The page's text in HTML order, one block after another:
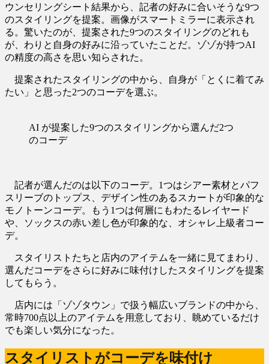
ウンセリングシート結果から、記者の好みに合いそうな9つ
のスタイリングを提案。画像がスマートミラーに表示され
る。驚いたのが、提案された9つのスタイリングのどれも
が、わりと自身の好みに沿っていたことだ。ゾゾが持つAI
の精度の高さを思い知らされた。
提案されたスタイリングの中から、自身が「とくに着てみ
たい」と思った2つのコーデを選ぶ。
AI が提案した9つのスタイリングから選んだ2つ
のコーデ
記者が選んだのは以下のコーデ。1つはシアー素材とパフ
スリーブのトップス、デザイン性のあるスカートが印象的な
モノトーンコーデ。もう1つは何層にもわたるレイヤード
や、ソックスの赤い差し色が印象的な、オシャレ上級者コー
デ。
スタイリストたちと店内のアイテムを一緒に見てまわり、
選んだコーデをさらに好みに味付けしたスタイリングを提案
してもらう。
店内には「ゾゾタウン」で扱う幅広いブランドの中から、
常時700点以上のアイテムを用意しており、眺めているだけ
でも楽しい気分になった。
スタイリストがコーデを味付け